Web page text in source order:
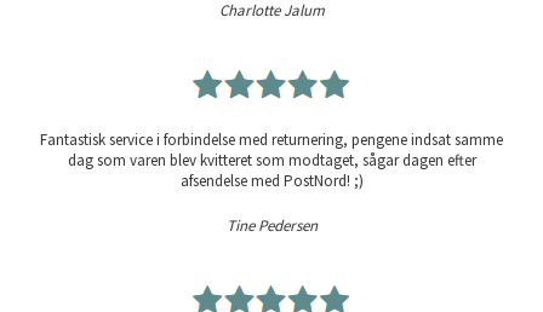
Charlotte Jalum
Fantastisk service i forbindelse med returnering, pengene indsat samme
dag som varen blev kvitteret som modtaget, sågar dagen efter
afsendelse med PostNord! ;)
Tine Pedersen